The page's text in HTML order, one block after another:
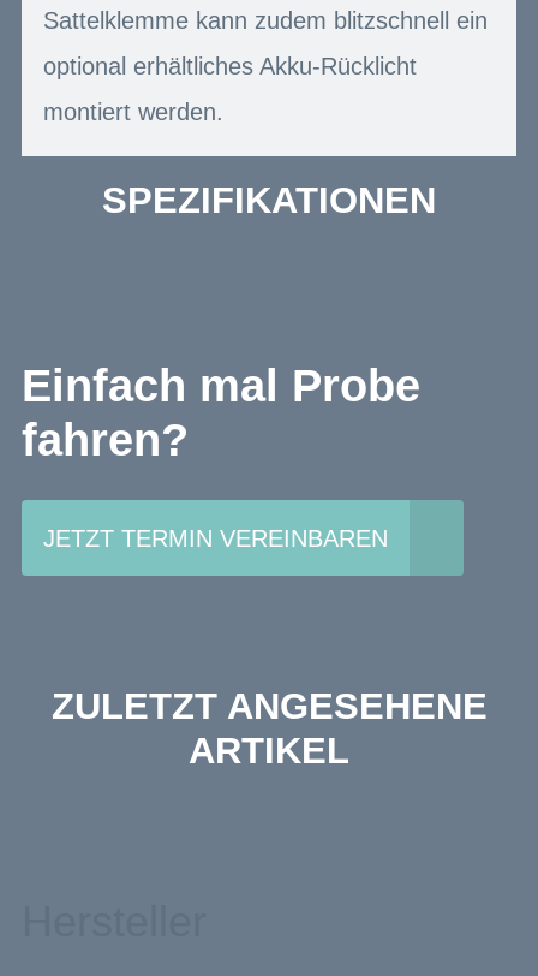
Sattelklemme kann zudem blitzschnell ein
optional erhältliches Akku-Rücklicht
montiert werden.
SPEZIFIKATIONEN
Einfach mal Probe
fahren?
JETZT TERMIN VEREINBAREN
ZULETZT ANGESEHENE
ARTIKEL